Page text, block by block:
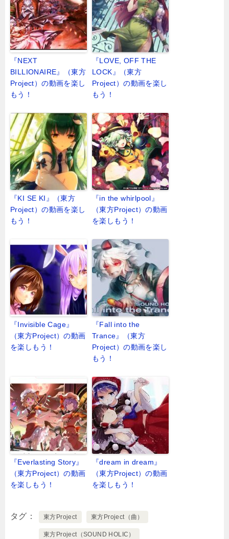
『NEXT
BILLIONAIRE』（東方
Project）の動画を楽し
もう！
『LOVE, OFF THE
LOCK』（東方
Project）の動画を楽し
もう！
『KI SE KI』（東方
Project）の動画を楽し
もう！
『in the whirlpool』
（東方Project）の動画
を楽しもう！
『Invisible Cage』
（東方Project）の動画
を楽しもう！
『Fall into the
Trance』（東方
Project）の動画を楽し
もう！
『Everlasting Story』
（東方Project）の動画
を楽しもう！
『dream in dream』
（東方Project）の動画
を楽しもう！
タグ 東方Project 東方Project（曲）
東方Project（SOUND HOLIC）